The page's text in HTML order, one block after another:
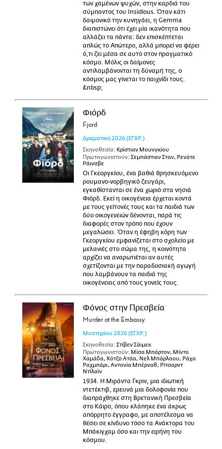
των χαμένων ψυχών, στην καρδιά του
σύμπαντος του Insidious. Όταν κάτι
δαιμονικό την κυνηγάει, η Gemma
διαπιστώνει ότι έχει μία ικανότητα που
αλλάζει τα πάντα: δεν επισκέπτεται
απλώς το Απώτερο, αλλά μπορεί να φέρει
ό,τι ζει μέσα σε αυτό στον πραγματικό
κόσμο. Μόλις οι δαίμονες
αντιλαμβάνονται τη δύναμή της, ο
κόσμος μας γίνεται το παιχνίδι τους.
&nbsp;
Φιόρδ
Fjord
Δραματική 2026 (ΕΓΧΡ.)
Σκηνοθεσία: Κρίστιαν Μουνγκίου
Πρωταγωνιστούν: Σεμπάστιαν Σταν, Ρενάτε
Ράινσβε
Οι Γκεοργκίου, ένα βαθιά θρησκευόμενο
ρουμανο-νορβηγικό ζευγάρι,
εγκαθίστανται σε ένα χωριό στα νησιά
Φιόρδ. Εκεί η οικογένεια έρχεται κοντά
με τους γείτονές τους και τα παιδιά των
δύο οικογενειών δένονται, παρά τις
διαφορές στον τρόπο που έχουν
μεγαλώσει. Όταν η έφηβη κόρη των
Γκεοργκίου εμφανίζεται στο σχολείο με
μελανιές στο σώμα της, η κοινότητα
αρχίζει να αναρωτιέται αν αυτές
σχετίζονται με την παραδοσιακή αγωγή
που λαμβάνουν τα παιδιά της
οικογένειας από τους γονείς τους.
Φόνος στην Πρεσβεία
Murder at the Embassy
Μυστηρίου 2026 (ΕΓΧΡ.)
Σκηνοθεσία: Στίβεν Σάιμεκ
Πρωταγωνιστούν: Μίσα Μπάρτον, Μίντο
Χαμάδα, Κότζο Ατάα, Νελ Μπάρλοου, Ράχα
Ραχμπάρι, Αντονία Μπέρναθ, Ρίτσαρντ
Ντίλαϊν
1934. Η Μιράντα Γκριν, μια ιδιωτική
ντετέκτιβ, ερευνά μια δολοφονία που
διαπράχθηκε στη Βρετανική Πρεσβεία
στο Κάιρο, όπου κλάπηκε ένα άκρως
απόρρητο έγγραφο, με αποτέλεσμα να
θέσει σε κίνδυνο τόσο τα Ανάκτορα του
Μπάκιγχαμ όσο και την ειρήνη του
κόσμου.